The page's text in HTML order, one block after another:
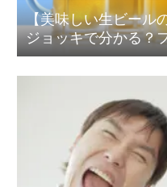
【美味しい生ビール
ジョッキで分かる？
シングを解説